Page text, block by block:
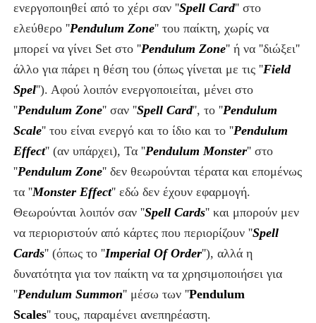
ενεργοποιηθεί από το χέρι σαν ''Spell Card''στο
ελεύθερο ''Pendulum Zone'' του παίκτη, χωρίς να
μπορεί να γίνει Setστο''Pendulum Zone'' ή να ''διώξει''
άλλο για πάρει η θέση του (όπως γίνεται με τις ''Field
Spel''). Αφού λοιπόν ενεργοποιείται, μένει στο
''Pendulum Zone'' σαν ''Spell Card'', το ''Pendulum
Scale''του είναι ενεργό και το ίδιο και το ''Pendulum
Effect'' (αν υπάρχει), Τα ''Pendulum Monster''στο
''Pendulum Zone''δεν θεωρούνται τέρατα και επομένως
τα ''Monster Effect'' εδώ δεν έχουν εφαρμογή.
Θεωρούνται λοιπόν σαν ''Spell Cards'' και μπορούν μεν
να περιοριστούν από κάρτες που περιορίζουν ''Spell
Cards'' (όπως το ''Imperial Of Order''), αλλά η
δυνατότητα για τον παίκτη να τα χρησιμοποιήσει για
''Pendulum Summon'' μέσω των ''Pendulum
Scales'' τους, παραμένει ανεπηρέαστη.